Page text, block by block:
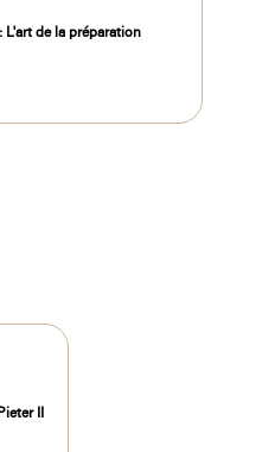
L'art de la préparation
II